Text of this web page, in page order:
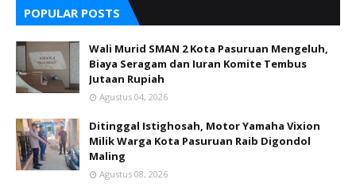
POPULAR POSTS
Wali Murid SMAN 2 Kota Pasuruan Mengeluh,
Biaya Seragam dan Iuran Komite Tembus
Jutaan Rupiah
Agustus 04, 2026
Ditinggal Istighosah, Motor Yamaha Vixion
Milik Warga Kota Pasuruan Raib Digondol
Maling
Agustus 08, 2026